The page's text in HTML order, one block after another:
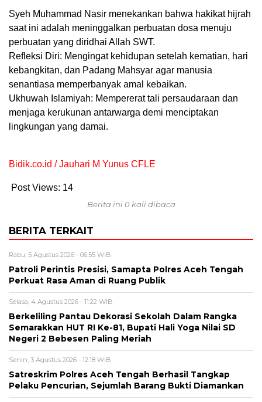
​Syeh Muhammad Nasir menekankan bahwa hakikat hijrah
saat ini adalah meninggalkan perbuatan dosa menuju
perbuatan yang diridhai Allah SWT.
​Refleksi Diri: Mengingat kehidupan setelah kematian, hari
kebangkitan, dan Padang Mahsyar agar manusia
senantiasa memperbanyak amal kebaikan.
​Ukhuwah Islamiyah: Mempererat tali persaudaraan dan
menjaga kerukunan antarwarga demi menciptakan
lingkungan yang damai.
Bidik.co.id / Jauhari M Yunus CFLE
Post Views: 14
Berita ini 0 kali dibaca
BERITA TERKAIT
Rabu, 5 Agustus 2026 - 06:55 WIB
Patroli Perintis Presisi, Samapta Polres Aceh Tengah
Perkuat Rasa Aman di Ruang Publik
Selasa, 4 Agustus 2026 - 11:22 WIB
Berkeliling Pantau Dekorasi Sekolah Dalam Rangka
Semarakkan HUT RI Ke-81, Bupati Hali Yoga Nilai SD
Negeri 2 Bebesen Paling Meriah
Senin, 3 Agustus 2026 - 12:18 WIB
Satreskrim Polres Aceh Tengah Berhasil Tangkap
Pelaku Pencurian, Sejumlah Barang Bukti Diamankan